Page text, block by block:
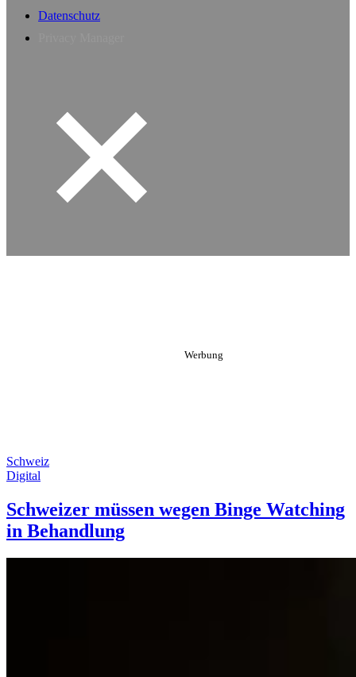
Datenschutz
Schweiz
Digital
Schweizer müssen wegen Binge Watching
in Behandlung